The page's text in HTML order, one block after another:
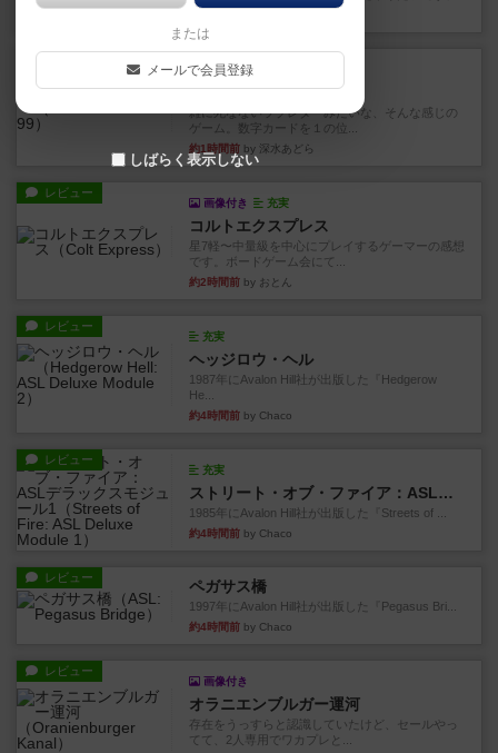
充実
ダブルナイン
雑に死なないラブレターみたいな、そんな感じの
ゲーム。数字カードを１の位...
約1時間前 by 深水あどら
レビュー
画像付き 充実
コルトエクスプレス
星7軽〜中量級を中心にプレイするゲーマーの感想
です。ボードゲーム会にて...
約2時間前 by おとん
レビュー
充実
ヘッジロウ・ヘル
1987年にAvalon Hill社が出版した『Hedgerow
He...
約4時間前 by Chaco
レビュー
充実
ストリート・オブ・ファイア：ASLデラックスモジュール1
1985年にAvalon Hill社が出版した『Streets of ...
約4時間前 by Chaco
レビュー ペガサス橋
1997年にAvalon Hill社が出版した『Pegasus Bri...
約4時間前 by Chaco
レビュー
画像付き
オラニエンブルガー運河
存在をうっすらと認識していたけど、セールやっ
てて、2人専用でワカプレと...
または
メールで会員登録
しばらく表示しない